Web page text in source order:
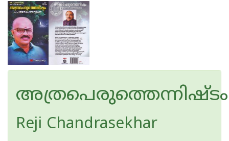
അത്രപെരുത്തെന്നിഷ്ടം
Reji Chandrasekhar